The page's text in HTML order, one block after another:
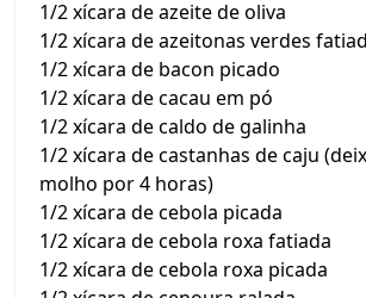
1/2 xícara de azeite de oliva
1/2 xícara de azeitonas verdes
1/2 xícara de bacon picado
1/2 xícara de cacau em pó
1/2 xícara de caldo de galinha
1/2 xícara de castanhas de caju
molho por 4 horas)
1/2 xícara de cebola picada
1/2 xícara de cebola roxa fatiada
1/2 xícara de cebola roxa picada